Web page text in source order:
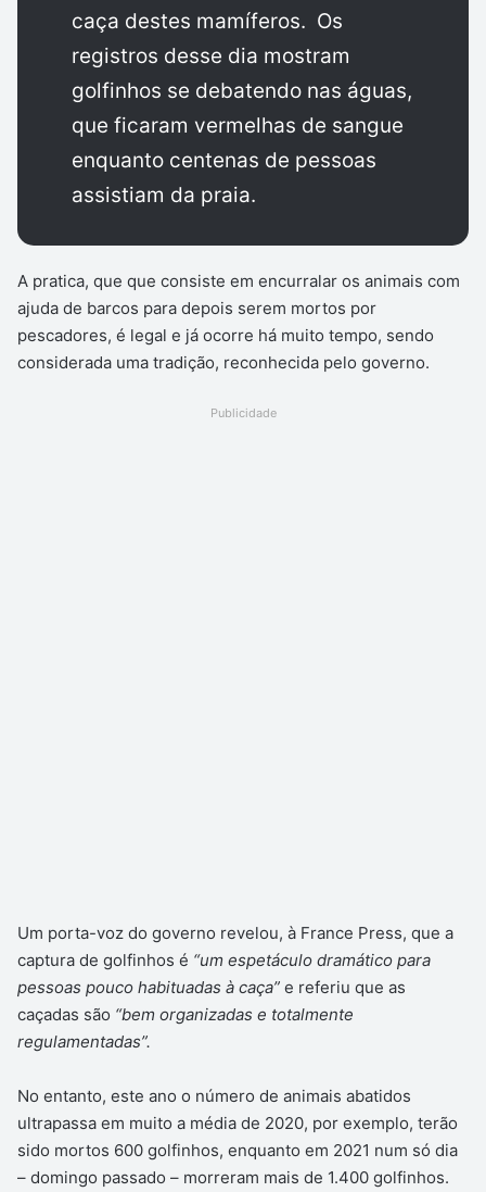
caça destes mamíferos. Os
registros desse dia mostram
golfinhos se debatendo nas águas,
que ficaram vermelhas de sangue
enquanto centenas de pessoas
assistiam da praia.
A pratica, que que consiste em encurralar os animais com
ajuda de barcos para depois serem mortos por
pescadores, é legal e já ocorre há muito tempo, sendo
considerada uma tradição, reconhecida pelo governo.
Publicidade
Um porta-voz do governo revelou, à France Press, que a
captura de golfinhos é “um espetáculo dramático para
pessoas pouco habituadas à caça” e referiu que as
caçadas são “bem organizadas e totalmente
regulamentadas”.
No entanto, este ano o número de animais abatidos
ultrapassa em muito a média de 2020, por exemplo, terão
sido mortos 600 golfinhos, enquanto em 2021 num só dia
– domingo passado – morreram mais de 1.400 golfinhos.